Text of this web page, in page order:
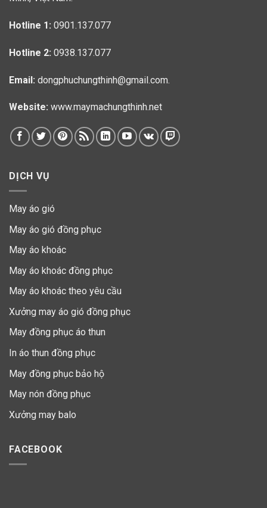
Hotline 1: 0901.137.077
Hotline 2: 0938.137.077
Email: dongphuchungthinh@gmail.com.
Website: www.maymachungthinh.net
DỊCH VỤ
May áo gió
May áo gió đồng phục
May áo khoác
May áo khoác đồng phục
May áo khoác theo yêu cầu
Xưởng may áo gió đồng phục
May đồng phục áo thun
In áo thun đồng phục
May đồng phục bảo hộ
May nón đồng phục
Xưởng may balo
FACEBOOK